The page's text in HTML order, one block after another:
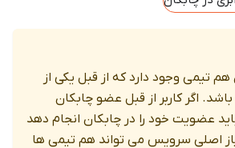
تیمی وجود دارد که از قبل یکی از
اگر کاربر از قبل عضو چابکان
باید عضویت خود را در چابکان انجام دهد
اصلی سرویس می تواند هم تیمی ها